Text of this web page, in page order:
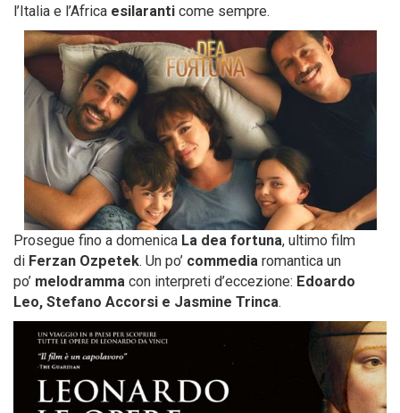
l’Italia e l’Africa esilaranti come sempre.
Prosegue fino a domenica La dea fortuna, ultimo film
di Ferzan Ozpetek. Un po’ commedia romantica un
po’ melodramma con interpreti d’eccezione: Edoardo
Leo, Stefano Accorsi e Jasmine Trinca.